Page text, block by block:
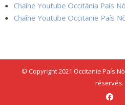
Chaîne Youtube Occitània País
Chaîne Youtube Occitanie País
© Copyright 2021 Occitanie País
réservés.